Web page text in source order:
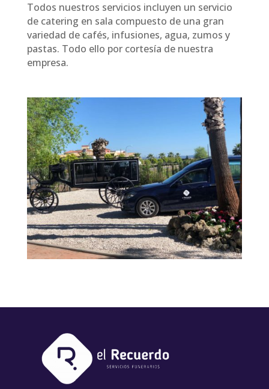
Todos nuestros servicios incluyen un servicio
de catering en sala compuesto de una gran
variedad de cafés, infusiones, agua, zumos y
pastas. Todo ello por cortesía de nuestra
empresa.